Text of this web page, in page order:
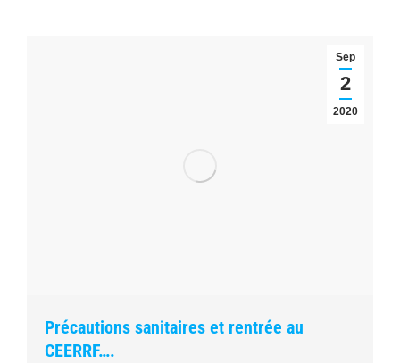
Sep
2
2020
Précautions sanitaires et rentrée au
CEERRF….